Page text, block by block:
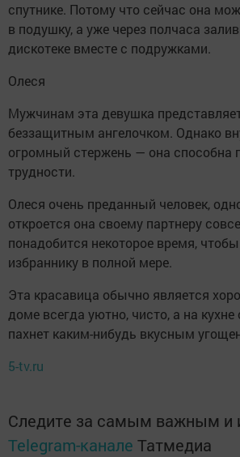
спутнике. Потому что сейчас она
в подушку, а уже через полчаса
дискотеке вместе с подружками.
Олеся
Мужчинам эта девушка
беззащитным ангелочком. Однако
огромный стержень — она способна
трудности.
Олеся очень преданный человек,
откроется она своему партнеру
понадобится некоторое время,
избраннику в полной мере.
Эта красавица обычно является
доме всегда уютно, чисто, а на кухне
пахнет каким-нибудь вкусным
5-tv.ru
Следите за самым важным и
Telegram-канале Татмедиа